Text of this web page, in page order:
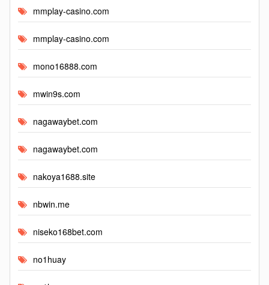
mmplay-casino.com
mmplay-casino.com
mono16888.com
mwin9s.com
nagawaybet.com
nagawaybet.com
nakoya1688.site
nbwin.me
niseko168bet.com
no1huay